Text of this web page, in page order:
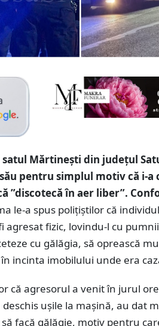
Mărtinești din județul
pentru simplul motiv că i-a
”discotecă în aer liber”.
le-a spus polițiștilor că
fizic, lovindu-l cu
cu gălăgia, să oprească
incinta imobilului unde era
că agresorul a venit în jurul
uşile la maşină, au dat
facă gălăgie, motiv pentru